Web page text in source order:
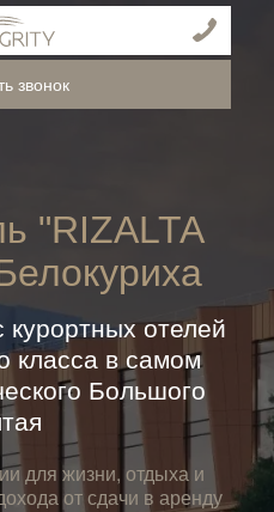
звонок
"RIZALTA
для жизни, отдыха и
от сдачи в аренду
отелей
класса в самом
Большого